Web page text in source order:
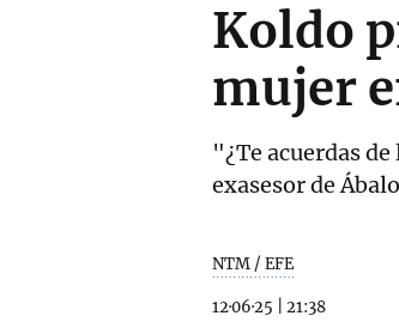
Koldo
mujer
"¿Te acuerdas
exasesor de
NTM / EFE
12·06·25 21:38